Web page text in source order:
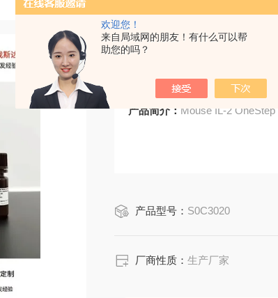
欢迎您！
来自局域网的朋友！有什么可以帮
助您的吗？
Mouse IL-2
产品简介： Mouse IL-2
产品型号： S0C3020
厂商性质：生产厂家